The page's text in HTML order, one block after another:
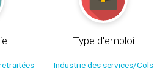
Type d'emploi
Industrie des services/Cols